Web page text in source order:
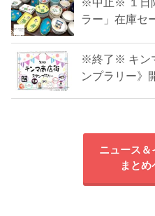
ラー」在庫セ
※終了※ キン
ンプラリー》
ニュース＆
まとめ